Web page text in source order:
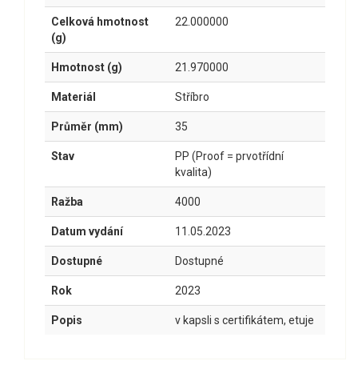
Celková hmotnost
(g)
22.000000
Hmotnost (g) 21.970000
Materiál Stříbro
Průměr (mm) 35
Stav
PP (Proof = prvotřídní
kvalita)
Ražba 4000
Datum vydání 11.05.2023
Dostupné Dostupné
Rok 2023
Popis v kapsli s certifikátem, etuje